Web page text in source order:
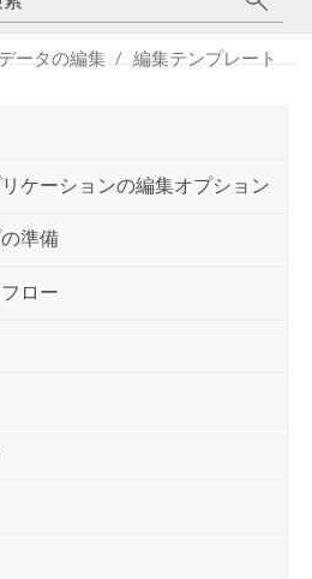
ータの編集 編集テンプレート
ケーションの編集オプション
準備
ロー